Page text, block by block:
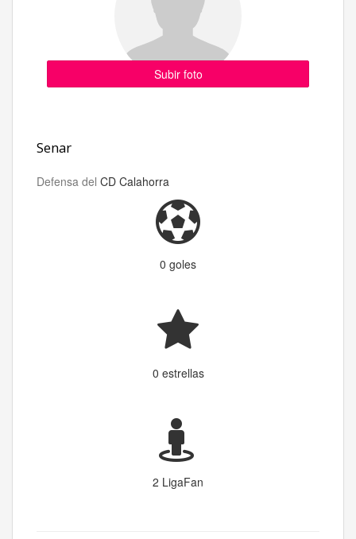
Subir foto
Senar
Defensa del CD Calahorra
0 goles
0 estrellas
2 LigaFan